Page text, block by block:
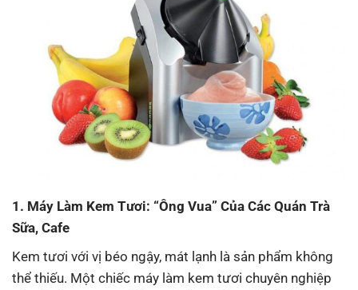
1. Máy Làm Kem Tươi: “Ông Vua” Của Các Quán Trà
Sữa, Cafe
Kem tươi với vị béo ngậy, mát lạnh là sản phẩm không
thể thiếu. Một chiếc máy làm kem tươi chuyên nghiệp